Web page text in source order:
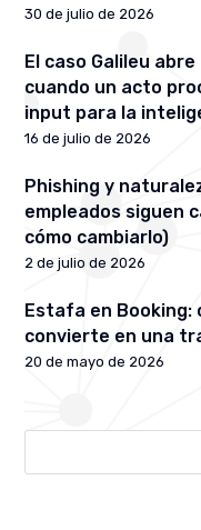
30 de julio de 2026
El caso Galileu
cuando un acto
input para la
16 de julio de 2026
Phishing y
empleados siguen
cómo cambiarlo)
2 de julio de 2026
Estafa en Booking:
convierte en una
20 de mayo de 2026